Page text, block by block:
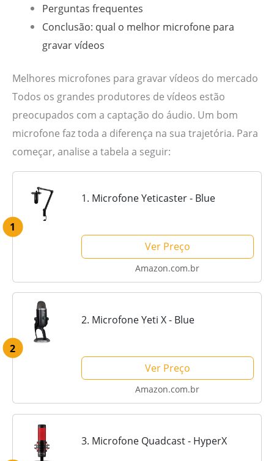
Perguntas frequentes
Conclusão: qual o melhor microfone para
gravar vídeos
Melhores microfones para gravar vídeos do mercado
Todos os grandes produtores de vídeos estão
preocupados com a captação do áudio. Um bom
microfone faz toda a diferença na sua trajetória. Para
começar, analise a tabela a seguir:
1
1. Microfone Yeticaster - Blue
Ver Preço
Amazon.com.br
2
2. Microfone Yeti X - Blue
Ver Preço
Amazon.com.br
3. Microfone Quadcast - HyperX